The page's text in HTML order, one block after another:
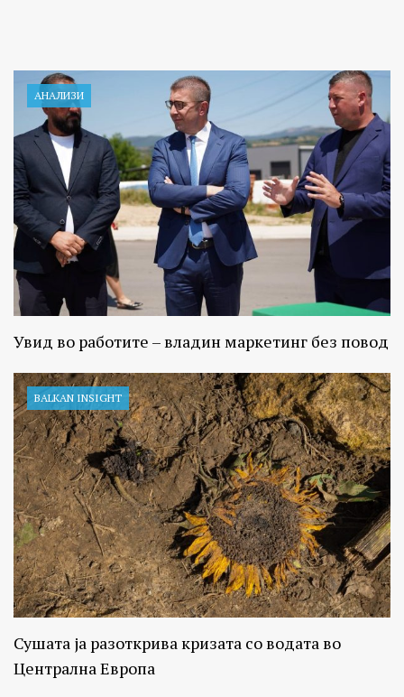
АНАЛИЗИ
Увид во работите – владин маркетинг без повод
BALKAN INSIGHT
Сушата ја разоткрива кризата со водата во
Централна Европа